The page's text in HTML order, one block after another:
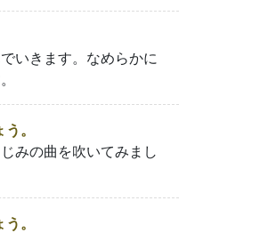
いきます。なめらかに
。
みの曲を吹いてみまし
。